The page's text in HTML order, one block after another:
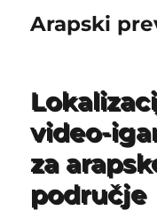
Arapski
video-
za
područje